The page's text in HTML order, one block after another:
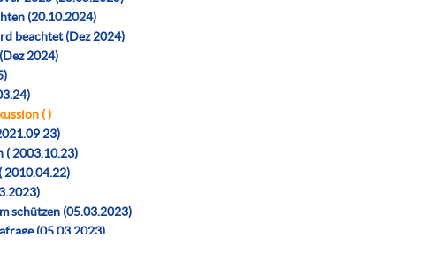
(20.10.2024)
beachtet (Dez 2024)
2024)
( )
23)
( 2003.10.23)
2010.04.22)
schützen (05.03.2023)
(05.03.2023)